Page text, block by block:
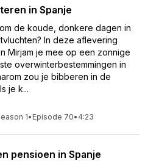
in Spanje
de koude, donkere dagen in
In deze aflevering
Mirjam je mee op een zonnige
overwinterbestemmingen in
zou je bibberen in de
je k...
1• Episode 70• 4:23
pensioen in Spanje